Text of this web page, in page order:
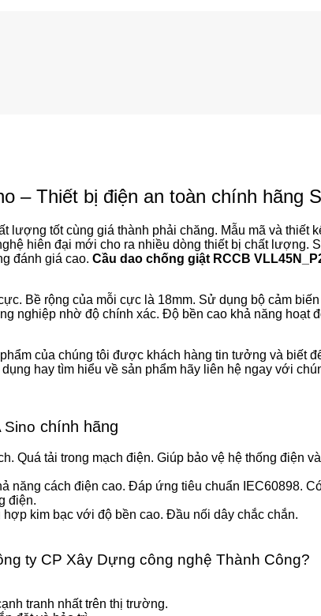
– Thiết bị điện an toàn chính hãng
lượng tốt cùng giá thành phải chăng. Mẫu mã và thiết
hiên đại mới cho ra nhiều dòng thiết bị chất
đánh giá cao. Cầu dao chống giật RCCB
Bề rộng của mỗi cực là 18mm. Sử dụng bộ cảm
nghiệp nhờ độ chính xác. Độ bền cao khả năng hoạt
của chúng tôi được khách hàng tin tưởng và biết
hay tìm hiểu về sản phẩm hãy liên hệ ngay với
Sino chính hãng
Quá tải trong mạch điện. Giúp bảo vệ hệ thống điện
năng cách điện cao. Đáp ứng tiêu chuẩn IEC60898.
điện.
kim bạc với độ bền cao. Đầu nối dây chắc chắn.
ty CP Xây Dựng công nghệ Thành Công?
tranh nhất trên thị trường.